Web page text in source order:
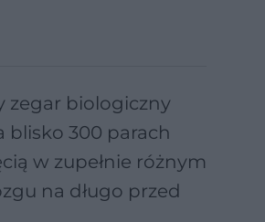
zegar biologiczny
blisko 300 parach
w zupełnie różnym
na długo przed